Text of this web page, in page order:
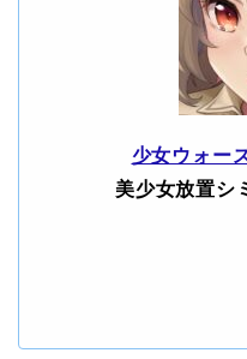
少女ウォー
美少女放置シ